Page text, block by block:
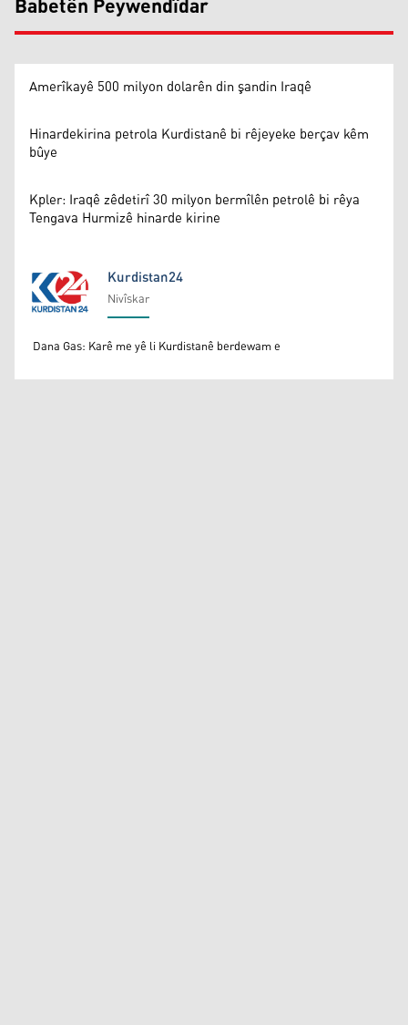
Amerîkayê 500 milyon dolarên din şandin Iraqê
Hinardekirina petrola Kurdistanê bi rêjeyeke berçav kêm
bûye
Kpler: Iraqê zêdetirî 30 milyon bermîlên petrolê bi rêya
Tengava Hurmizê hinarde kirine
Kurdistan24
Kurdistan24
Nivîskar
Dana Gas: Karê me yê li Kurdistanê berdewam e